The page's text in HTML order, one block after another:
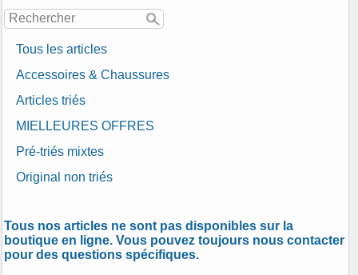
Tous les articles
Accessoires & Chaussures
Articles triés
MIELLEURES OFFRES
Pré-triés mixtes
Original non triés
Tous nos articles ne sont pas disponibles sur la
boutique en ligne. Vous pouvez toujours nous contacter
pour des questions spécifiques.